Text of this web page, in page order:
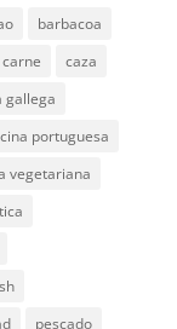
barbacoa
carne
caza
gallega
portuguesa
vegetariana
pescado